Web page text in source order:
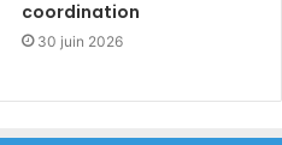
coordination
30 juin 2026